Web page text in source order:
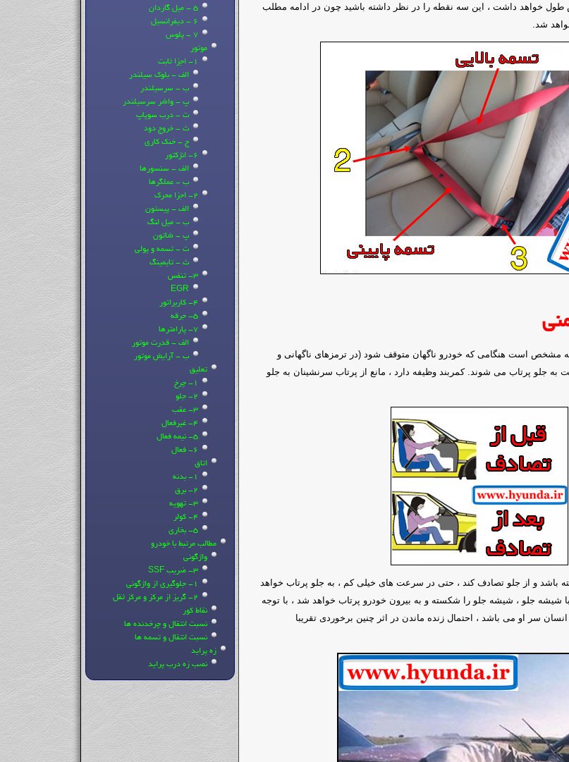
طول خواهد داشت ، این سه نقطه را در نظر داشته باشید چون در ادامه مطلب
شد.
مشخص است هنگامی که خودرو ناگهان متوقف شود (در ترمزهای ناگهانی و
جلو پرتاب می شوند. کمربند وظیفه دارد ، مانع از پرتاب سرنشینان به جلو
باشد و از جلو تصادف کند ، حتی در سرعت های خیلی کم ، به جلو پرتاب خواهد
شیشه جلو ، شیشه جلو را شکسته و به بیرون خودرو پرتاب خواهد شد ، با توجه
سر او می باشد ، احتمال زنده ماندن در اثر چنین برخوردی تقریبا
5 - میل گاردان
6 - دیفرانسیل
7 - پلوس
موتور
1- اجزا ثابت
الف - بلوک سیلندر
ب - سرسیلندر
پ - واشر سرسیلندر
ت - درب سوپاپ
ث - خروج دود
ج - خنک کاری
6- انژکتور
الف - سنسورها
ب - عملگرها
2- اجزا محرک
الف - پیستون
ب - میل لنگ
پ - شاتون
ت - تسمه و پولی
ث - تایمینگ
3- تنفس
EGR
4- کاربراتور
5- جرقه
7- پارامترها
الف - قدرت موتور
ب - آرایش موتور
تعلیق
1- چرخ
2- جلو
3- عقب
4- غیرفعال
5- نیمه فعال
6- فعال
اتاق
1- بدنه
2- برق
3- تهویه
4- کولر
5- بخاری
مطالب مرتبط با خودرو
واژگونی
3- ضریب SSF
1- جلوگیری از واژگونی
2- گریز از مرکز و مرکز ثقل
نقاط کور
نسبت انتقال و چرخدنده ها
نسبت انتقال و تسمه ها
زه پراید
نصب زه درب پراید